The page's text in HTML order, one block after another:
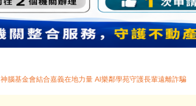
神腦基金會結合嘉義在地力量 AI樂鄰學苑守護長輩遠離詐騙